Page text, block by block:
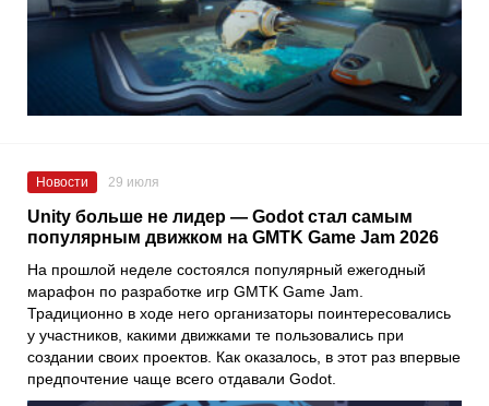
Новости 29 июля
Unity больше не лидер — Godot стал самым
популярным движком на GMTK Game Jam 2026
На прошлой неделе состоялся популярный ежегодный
марафон по разработке игр GMTK Game Jam.
Традиционно в ходе него организаторы поинтересовались
у участников, какими движками те пользовались при
создании своих проектов. Как оказалось, в этот раз впервые
предпочтение чаще всего отдавали Godot.